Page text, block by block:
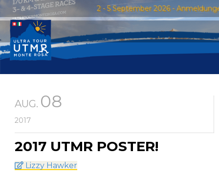
2 - 5 September 2026 -
AUG. 08
2017
2017 UTMR POSTER!
Lizzy Hawker